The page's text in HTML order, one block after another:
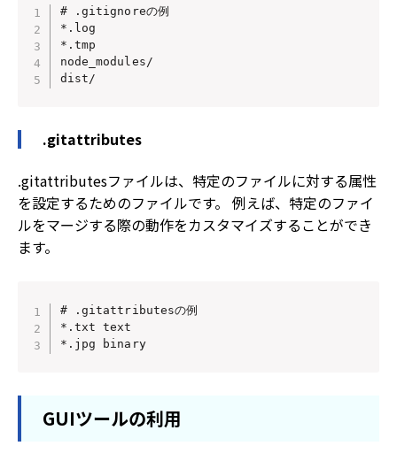
# .gitignoreの例
*.log
*.tmp
node_modules/
dist/
.gitattributes
.gitattributesファイルは、特定のファイルに対する属性
を設定するためのファイルです。 例えば、特定のファイ
ルをマージする際の動作をカスタマイズすることができ
ます。
# .gitattributesの例
*.txt text
*.jpg binary
GUIツールの利用